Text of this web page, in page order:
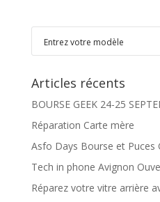
Articles récents
BOURSE GEEK 24-25
Réparation Carte mère
Asfo Days Bourse et Puces
Tech in phone Avignon
Réparez votre vitre arrière